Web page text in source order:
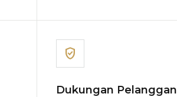
verified_user
Dukungan Pelanggan